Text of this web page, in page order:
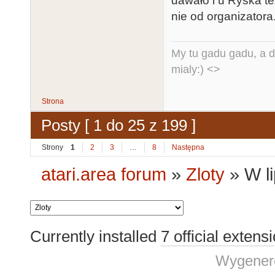
nie od
My tu gadu gadu, a
mialy:) <>
Strona
Posty [ 1 do 25 z 199 ]
Strony 1 2 3 … 8 Następna
atari.area forum » Zloty »W
Currently installed 7 official